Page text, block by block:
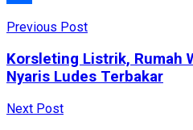
Previous Post
Korsleting Listrik, Rumah
Nyaris Ludes Terbakar
Next Post